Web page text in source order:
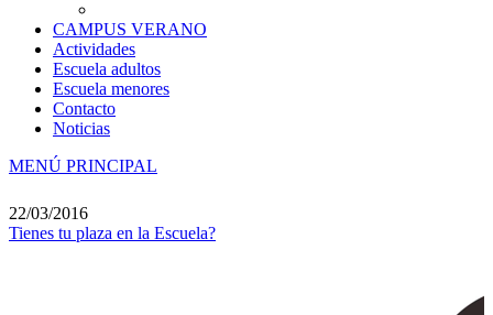
CAMPUS VERANO
Actividades
Escuela adultos
Escuela menores
Contacto
Noticias
MENÚ PRINCIPAL
22/03/2016
Tienes tu plaza en la Escuela?